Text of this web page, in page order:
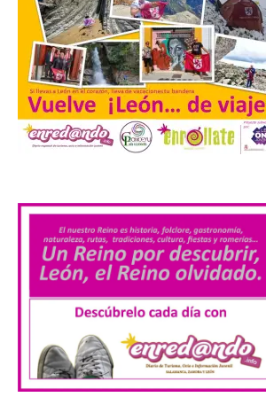
del programa del evento, una guía
práctica con recomendaciones
elaboradas por especialistas para
observar el eclipse con seguridad León, 7
de agosto de 2026. La programación […]
Laciana comienza su
programación para
7 Ago 2026
Durante los días 1 y 2 de
agosto, tanto el público
infantil como el adulto
planetario que se instaló
en el polideportivo municipal, con pases
de mañana dedicados preferentemente al
público infantil y, el resto del […]